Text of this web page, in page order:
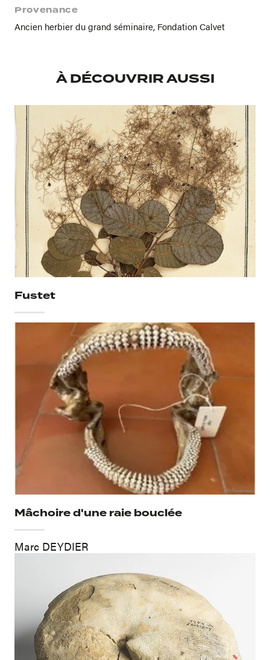
Provenance
Ancien herbier du grand séminaire, Fondation Calvet
À DÉCOUVRIR AUSSI
Fustet
Mâchoire d'une raie bouclée
Marc DEYDIER